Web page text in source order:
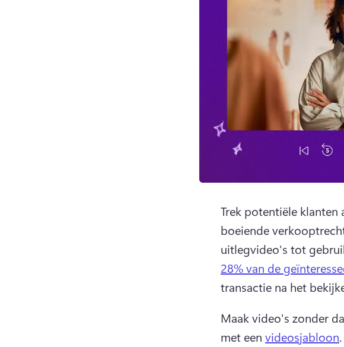
Trek potentiële klanten
boeiende
uitlegvideo's tot
28% van de
transactie na het
Maak video's zonder
met een videosjabloon.